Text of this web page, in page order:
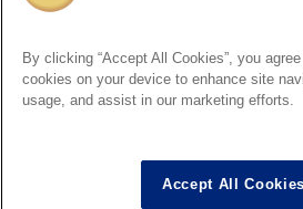
※記事内の価格表記は、掲載時点での消費税
ます。
※このコンテンツ内の情報、画像の二次使用
スーパードルフィー
は株式会社ボーク
ドルフィードリーム は株式会社ボーク
By clicking “Accept All Cookies”, you
cookies on your device to enhance site
usage, and assist in our marketing efforts.
Accept All Cookies